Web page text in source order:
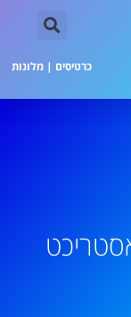
כרטיסים | מלונות